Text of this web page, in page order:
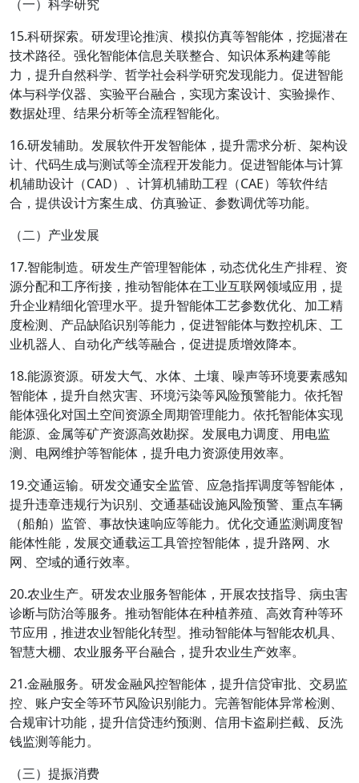
（一）科学研究
15.科研探索。研发理论推演、模拟仿真等智能体，挖掘潜在
技术路径。强化智能体信息关联整合、知识体系构建等能
力，提升自然科学、哲学社会科学研究发现能力。促进智能
体与科学仪器、实验平台融合，实现方案设计、实验操作、
数据处理、结果分析等全流程智能化。
16.研发辅助。发展软件开发智能体，提升需求分析、架构设
计、代码生成与测试等全流程开发能力。促进智能体与计算
机辅助设计（CAD）、计算机辅助工程（CAE）等软件结
合，提供设计方案生成、仿真验证、参数调优等功能。
（二）产业发展
17.智能制造。研发生产管理智能体，动态优化生产排程、资
源分配和工序衔接，推动智能体在工业互联网领域应用，提
升企业精细化管理水平。提升智能体工艺参数优化、加工精
度检测、产品缺陷识别等能力，促进智能体与数控机床、工
业机器人、自动化产线等融合，促进提质增效降本。
18.能源资源。研发大气、水体、土壤、噪声等环境要素感知
智能体，提升自然灾害、环境污染等风险预警能力。依托智
能体强化对国土空间资源全周期管理能力。依托智能体实现
能源、金属等矿产资源高效勘探。发展电力调度、用电监
测、电网维护等智能体，提升电力资源使用效率。
19.交通运输。研发交通安全监管、应急指挥调度等智能体，
提升违章违规行为识别、交通基础设施风险预警、重点车辆
（船舶）监管、事故快速响应等能力。优化交通监测调度智
能体性能，发展交通载运工具管控智能体，提升路网、水
网、空域的通行效率。
20.农业生产。研发农业服务智能体，开展农技指导、病虫害
诊断与防治等服务。推动智能体在种植养殖、高效育种等环
节应用，推进农业智能化转型。推动智能体与智能农机具、
智慧大棚、农业服务平台融合，提升农业生产效率。
21.金融服务。研发金融风控智能体，提升信贷审批、交易监
控、账户安全等环节风险识别能力。完善智能体异常检测、
合规审计功能，提升信贷违约预测、信用卡盗刷拦截、反洗
钱监测等能力。
（三）提振消费